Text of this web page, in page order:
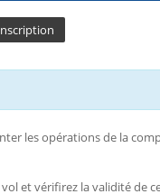
les opérations de la
et vérifirez la validité de